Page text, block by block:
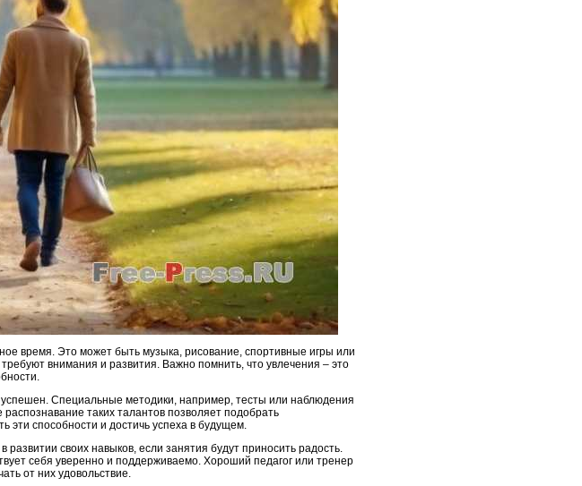
время. Это может быть музыка, рисование, спортивные игры или
внимания и развития. Важно помнить, что увлечения – это
Специальные методики, например, тесты или наблюдения
таких талантов позволяет подобрать
эти способности и достичь успеха в будущем.
развитии своих навыков, если занятия будут приносить радость.
себя уверенно и поддерживаемо. Хороший педагог или тренер
от них удовольствие.